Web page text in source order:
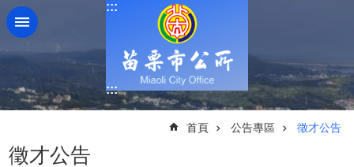
跳到主要內容區塊
:::
:::
首頁 公告專區 徵才公告
徵才公告